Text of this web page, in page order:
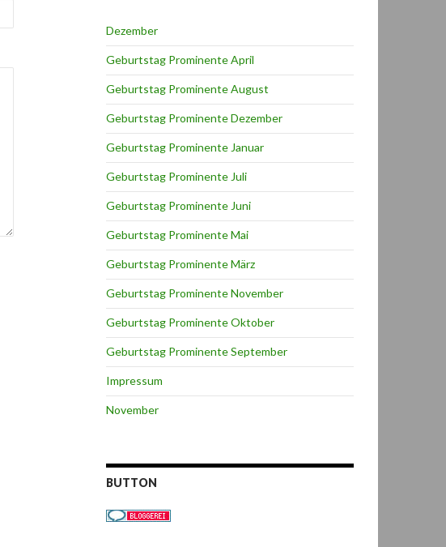
Dezember
Geburtstag Prominente April
Geburtstag Prominente August
Geburtstag Prominente Dezember
Geburtstag Prominente Januar
Geburtstag Prominente Juli
Geburtstag Prominente Juni
Geburtstag Prominente Mai
Geburtstag Prominente März
Geburtstag Prominente November
Geburtstag Prominente Oktober
Geburtstag Prominente September
Impressum
November
BUTTON